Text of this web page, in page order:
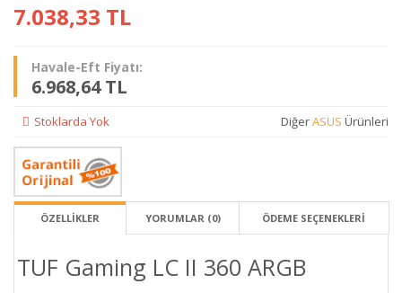
7.038,33 TL
Havale-Eft Fiyatı:
6.968,64 TL
Stoklarda Yok DiğerASUS Ürünleri
ÖZELLİKLER YORUMLAR (0) ÖDEME SEÇENEKLERI
TUF Gaming LC II 360 ARGB